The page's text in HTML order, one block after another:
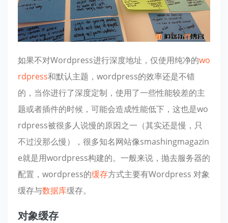
如果不对Wordpress进行深度地址，仅使用纯净的wo
rdpress和默认主题，wordpress的效率还是不错
的，当你进行了深度定制，使用了一些性能较差的主
题或者插件的时候，可能会造成性能低下，这也是wo
rdpress被很多人说慢的原因之一（其实还是慢，只
不过没那么慢），很多知名网站像smashingmagazin
e就是用wordpress构建的。一般来说，抛去服务器的
配置，wordpress的缓存方式主要有Wordpress 对象
缓存与数据库缓存。
对象缓存